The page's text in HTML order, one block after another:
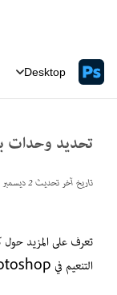
Desktop
تحديد وحدات
تاريخ آخر تحديث2 ديسمبر 2025
تعرف على المزيد
التنعيم في Photoshop.